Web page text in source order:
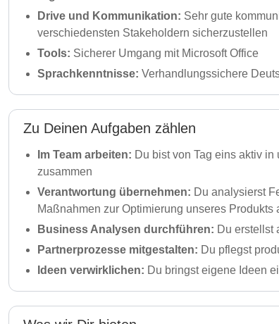
Drive und Kommunikation: Sehr gute
verschiedensten Stakeholdern sicherzustellen
Tools: Sicherer Umgang mit Microsoft Office
Sprachkenntnisse: Verhandlungssichere
Zu Deinen Aufgaben zählen
Im Team arbeiten: Du bist von Tag eins aktiv
zusammen
Verantwortung übernehmen: Du analysierst
Maßnahmen zur Optimierung unseres Produkts
Business Analysen durchführen: Du erstellst
Partnerprozesse mitgestalten: Du pflegst
Ideen verwirklichen: Du bringst eigene Ideen